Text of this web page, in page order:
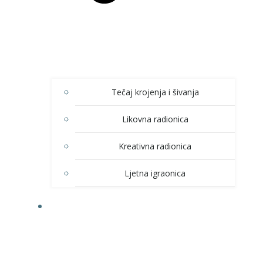
Tečaj krojenja i šivanja
Likovna radionica
Kreativna radionica
Ljetna igraonica